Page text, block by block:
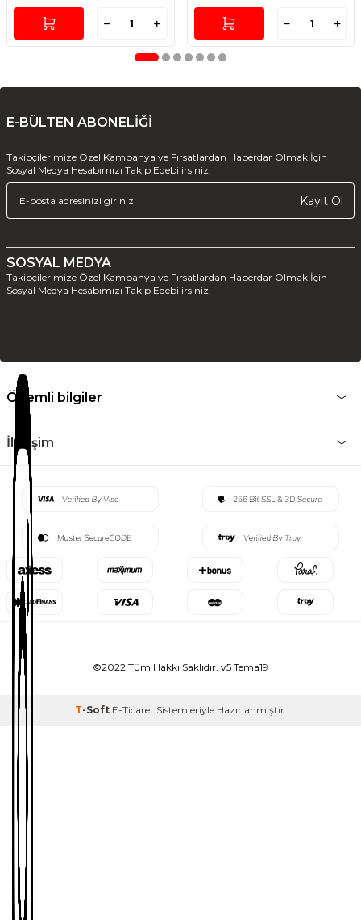
E-BÜLTEN ABONELİĞİ
Takipçilerimize Özel Kampanya ve Fırsatlardan Haberdar Olmak İçin
Sosyal Medya Hesabımızı Takip Edebilirsiniz.
Kayıt Ol
SOSYAL MEDYA
Takipçilerimize Özel Kampanya ve Fırsatlardan Haberdar Olmak İçin
Sosyal Medya Hesabımızı Takip Edebilirsiniz.
Önemli bilgiler
İletişim
©2022 Tüm Hakkı Saklıdır. v5 Tema19
T-Soft E-Ticaret Sistemleriyle Hazırlanmıştır.